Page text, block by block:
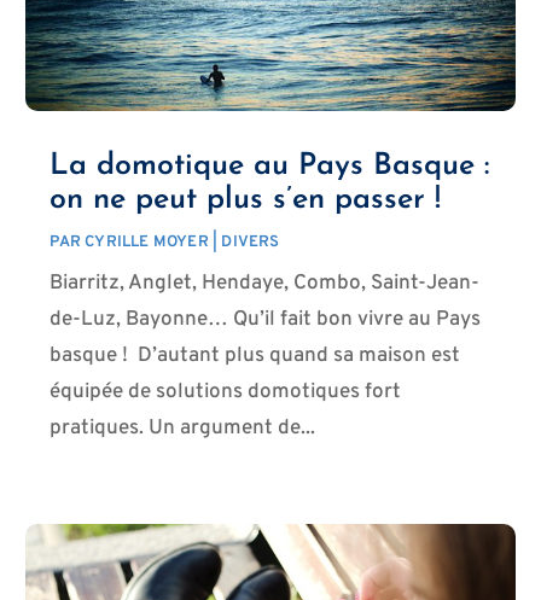
La domotique au Pays Basque :
on ne peut plus s’en passer !
PARCYRILLE MOYER DIVERS
Biarritz, Anglet, Hendaye, Combo, Saint-Jean-
de-Luz, Bayonne… Qu’il fait bon vivre au Pays
basque ! D’autant plus quand sa maison est
équipée de solutions domotiques fort
pratiques. Un argument de...